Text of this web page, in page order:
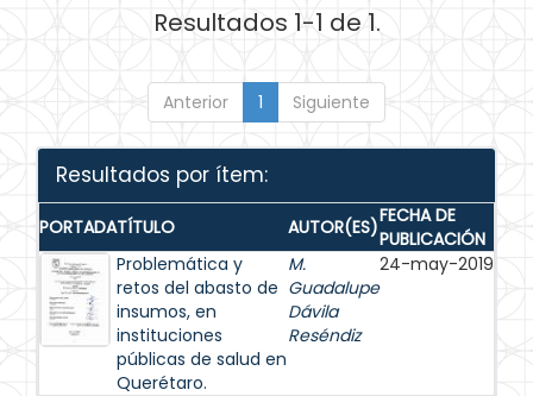
Resultados 1-1 de 1.
Anterior 1 Siguiente
Resultados por ítem:
PORTADATÍTULO AUTOR(ES)FECHA DE
PUBLICACIÓN
Problemática y
retos del abasto de
insumos, en
instituciones
públicas de salud en
Querétaro.
M.
Guadalupe
Dávila
Reséndiz
24-may-2019